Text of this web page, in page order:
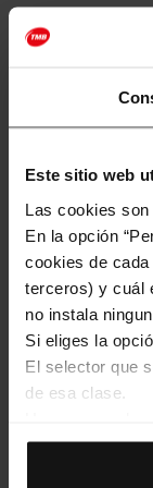
Este sitio web
Las cookies
En la opción
cookies de
terceros) y cuál
no instala
Si eliges la
El selector que
de esa clase.
de la tipología
permiten